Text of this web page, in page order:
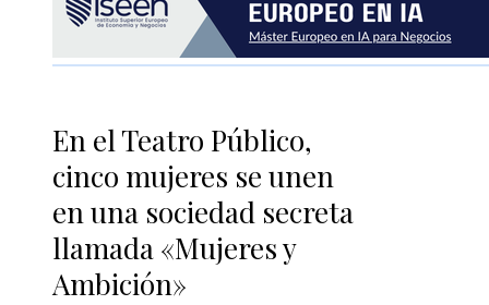
En el Teatro Público,
cinco mujeres se unen
en una sociedad secreta
llamada «Mujeres y
Ambición»